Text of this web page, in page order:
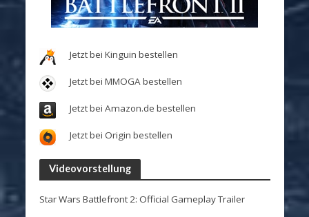
Jetzt bei Kinguin bestellen
Jetzt bei MMOGA bestellen
Jetzt bei Amazon.de bestellen
Jetzt bei Origin bestellen
Videovorstellung
Star Wars Battlefront 2: Official Gameplay Trailer